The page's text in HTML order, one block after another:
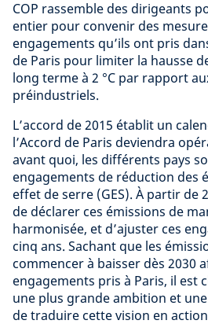
COP rassemble des dirigeants
entier pour convenir des
engagements qu’ils ont pris
de Paris pour limiter la hausse
long terme à 2 °C par rapport
préindustriels.
L’accord de 2015 établit un
l’Accord de Paris deviendra
avant quoi, les différents pays
engagements de réduction des
effet de serre (GES). À partir de
de déclarer ces émissions de
harmonisée, et d’ajuster ces
cinq ans. Sachant que les
commencer à baisser dès 2030
engagements pris à Paris, il est
une plus grande ambition et
de traduire cette vision en